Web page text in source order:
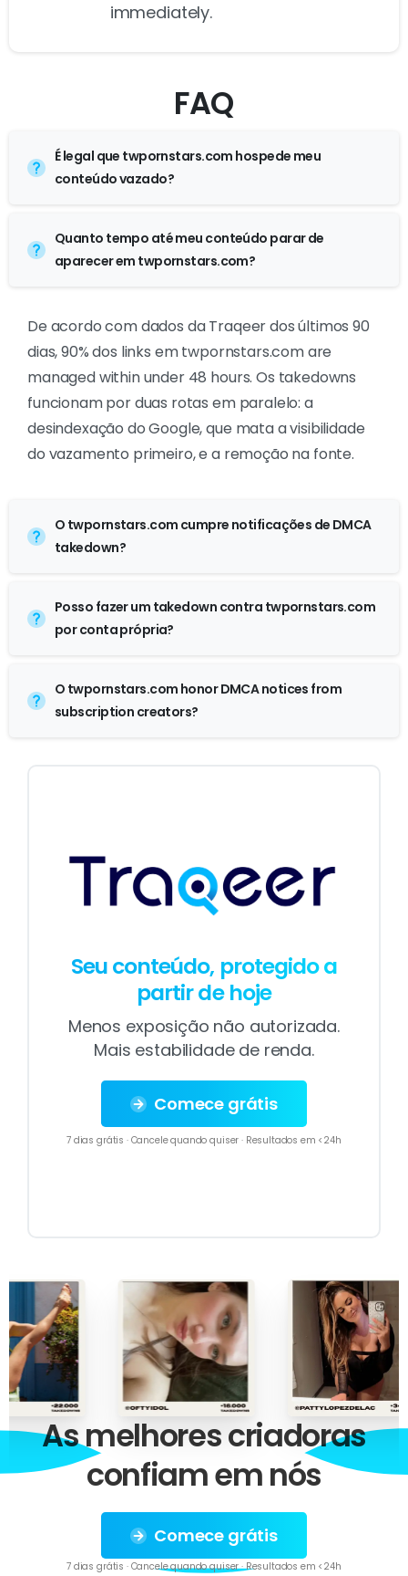
immediately.
FAQ
É legal que twpornstars.com hospede meu
conteúdo vazado?
Quanto tempo até meu conteúdo parar de
aparecer em twpornstars.com?
De acordo com dados da Traqeer dos últimos 90
dias, 90% dos links em twpornstars.com are
managed within under 48 hours. Os takedowns
funcionam por duas rotas em paralelo: a
desindexação do Google, que mata a visibilidade
do vazamento primeiro, e a remoção na fonte.
O twpornstars.com cumpre notificações de DMCA
takedown?
Posso fazer um takedown contra twpornstars.com
por conta própria?
O twpornstars.com honor DMCA notices from
subscription creators?
Seu conteúdo, protegido a
partir de hoje
Menos exposição não autorizada.
Mais estabilidade de renda.
Comece grátis
7 dias grátis · Cancele quando quiser · Resultados em <24h
Asmelhorescriadoras
confiamemnós
Comece grátis
7 dias grátis · Cancele quando quiser · Resultados em <24h